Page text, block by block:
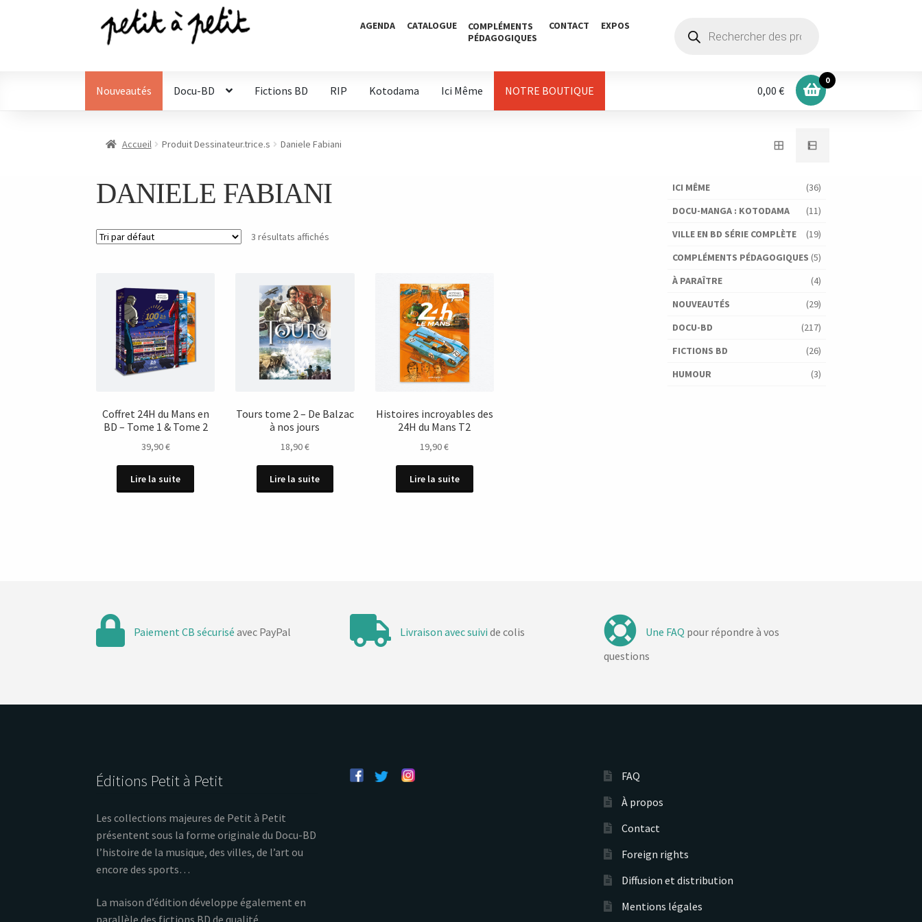
Aller
navigation
Aller
AGENDA CATALOGUE
COMPLÉMENTS
PÉDAGOGIQUES
CONTACT EXPOS
produits
Nouveautés Docu-BD Fictions BD RIP Kotodama Ici Même NOTRE BOUTIQUE 0,00 €
0
Accueil Produit Dessinateur.trice.s Daniele Fabiani
DANIELE FABIANI
3 résultats affichés
Coffret 24H du Mans en
BD – Tome 1 & Tome 2
39,90€
Lire la suite
Tours tome 2 – De Balzac
à nos jours
18,90€
Lire la suite
Histoires incroyables des
24H du Mans T2
19,90€
Lire la suite
ICI MÊME
(36)
DOCU-MANGA : KOTODAMA
(11)
VILLE EN BD SÉRIE COMPLÈTE
(19)
COMPLÉMENTS PÉDAGOGIQUES (5)
À PARAÎTRE
(4)
NOUVEAUTÉS
(29)
DOCU-BD
(217)
FICTIONS BD
(26)
HUMOUR
(3)
Paiement CB sécurisé avec PayPal Livraison avec suivi de colis Une FAQ pour répondre à vos
questions
Éditions Petit à Petit
Les collections majeures de Petit à Petit
présentent sous la forme originale du Docu-BD
l’histoire de la musique, des villes, de l’art ou
encore des sports…
La maison d’édition développe également en
parallèle des fictions BD de qualité.
FAQ
À propos
Contact
Foreign rights
Diffusion et distribution
Mentions légales